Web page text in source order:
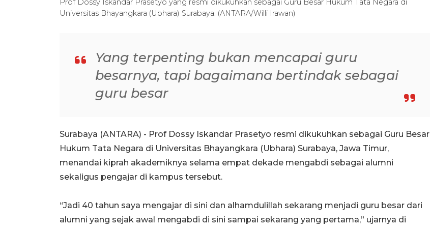
Prof Dossy Iskandar Prasetyo yang resmi dikukuhkan sebagai Guru Besar Hukum Tata Negara di
Universitas Bhayangkara (Ubhara) Surabaya. (ANTARA/Willi Irawan)
Yang terpenting bukan mencapai guru
besarnya, tapi bagaimana bertindak sebagai
guru besar
Surabaya (ANTARA) - Prof Dossy Iskandar Prasetyo resmi dikukuhkan sebagai Guru Besar
Hukum Tata Negara di Universitas Bhayangkara (Ubhara) Surabaya, Jawa Timur,
menandai kiprah akademiknya selama empat dekade mengabdi sebagai alumni
sekaligus pengajar di kampus tersebut.
“Jadi 40 tahun saya mengajar di sini dan alhamdulillah sekarang menjadi guru besar dari
alumni yang sejak awal mengabdi di sini sampai sekarang yang pertama,” ujarnya di